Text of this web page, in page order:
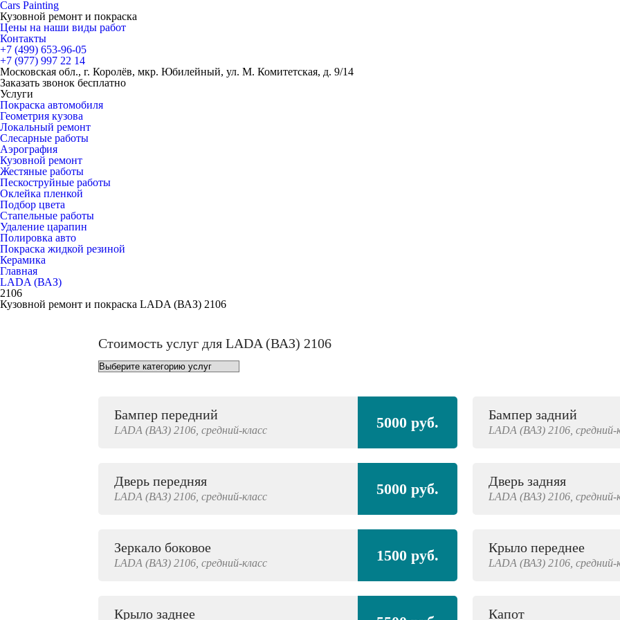
Cars Painting
Кузовной ремонт и покраска
Цены на наши виды работ
Контакты
+7 (499) 653-96-05
+7 (977) 997 22 14
Московская обл., г. Королёв, мкр. Юбилейный, ул. М. Комитетская, д. 9/14
Заказать звонок бесплатно
Услуги
Покраска автомобиля
Геометрия кузова
Локальный ремонт
Слесарные работы
Аэрография
Кузовной ремонт
Жестяные работы
Пескоструйные работы
Оклейка пленкой
Подбор цвета
Стапельные работы
Удаление царапин
Полировка авто
Покраска жидкой резиной
Керамика
Главная
LADA (ВАЗ)
2106
Кузовной ремонт и покраска LADA (ВАЗ) 2106
Стоимость услуг для LADA (ВАЗ) 2106
Бампер передний
LADA (ВАЗ) 2106, средний-класс 5000 руб. Бампер задний
LADA (ВАЗ) 2106, средний-
Дверь передняя
LADA (ВАЗ) 2106, средний-класс 5000 руб. Дверь задняя
LADA (ВАЗ) 2106, средний-
Зеркало боковое
LADA (ВАЗ) 2106, средний-класс 1500 руб. Крыло переднее
LADA (ВАЗ) 2106, средний-
Крыло заднее Капот